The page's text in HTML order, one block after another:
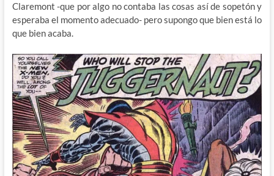
Claremont -que por algo no contaba las cosas así de sopetón y
esperaba el momento adecuado- pero supongo que bien está lo
que bien acaba.